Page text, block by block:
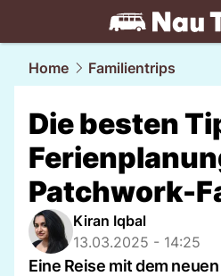
travel.NAU.ch
Home Familientrips
Die besten
Patchwork-
Kiran Iqbal
13.03.2025 - 14:25
Eine Reise mit dem